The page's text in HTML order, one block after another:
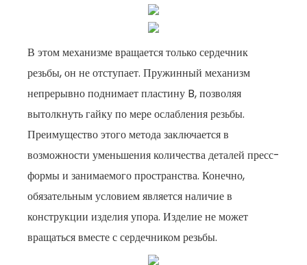
В этом механизме вращается только сердечник
резьбы, он не отступает. Пружинный механизм
непрерывно поднимает пластину B, позволяя
вытолкнуть гайку по мере ослабления резьбы.
Преимущество этого метода заключается в
возможности уменьшения количества деталей пресс-
формы и занимаемого пространства. Конечно,
обязательным условием является наличие в
конструкции изделия упора. Изделие не может
вращаться вместе с сердечником резьбы.